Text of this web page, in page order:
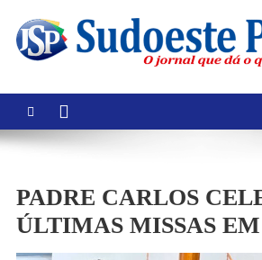
content
PADRE CARLOS
ÚLTIMAS MISSAS